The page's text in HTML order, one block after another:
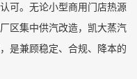
可。无论小型商用门店热源
区集中供汽改造，凯大蒸汽
是兼顾稳定、合规、降本的